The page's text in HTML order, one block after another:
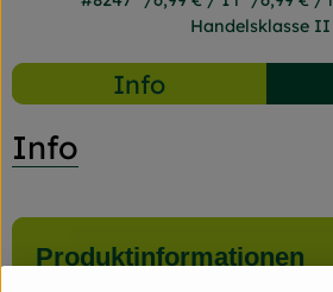
Handelsklasse II
Info
Info
Produktinformationen